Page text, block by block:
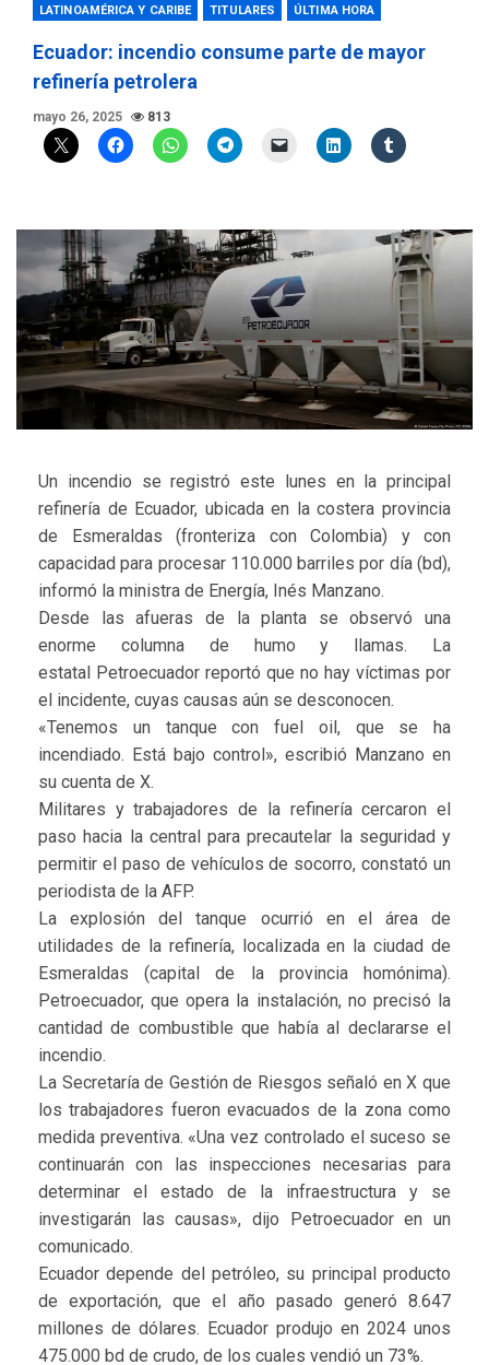
LATINOAMÉRICA Y CARIBE TITULARES ÚLTIMA HORA
Ecuador: incendio consume parte de mayor
refinería petrolera
mayo 26, 2025 813
Un incendio se registró este lunes en la principal
refinería de Ecuador, ubicada en la costera provincia
de Esmeraldas (fronteriza con Colombia) y con
capacidad para procesar 110.000 barriles por día (bd),
informó la ministra de Energía, Inés Manzano.
Desde las afueras de la planta se observó una
enorme columna de humo y llamas. La
estatal Petroecuador reportó que no hay víctimas por
el incidente, cuyas causas aún se desconocen.
«Tenemos un tanque con fuel oil, que se ha
incendiado. Está bajo control», escribió Manzano en
su cuenta de X.
Militares y trabajadores de la refinería cercaron el
paso hacia la central para precautelar la seguridad y
permitir el paso de vehículos de socorro, constató un
periodista de la AFP.
La explosión del tanque ocurrió en el área de
utilidades de la refinería, localizada en la ciudad de
Esmeraldas (capital de la provincia homónima).
Petroecuador, que opera la instalación, no precisó la
cantidad de combustible que había al declararse el
incendio.
La Secretaría de Gestión de Riesgos señaló en X que
los trabajadores fueron evacuados de la zona como
medida preventiva. «Una vez controlado el suceso se
continuarán con las inspecciones necesarias para
determinar el estado de la infraestructura y se
investigarán las causas», dijo Petroecuador en un
comunicado.
Ecuador depende del petróleo, su principal producto
de exportación, que el año pasado generó 8.647
millones de dólares. Ecuador produjo en 2024 unos
475.000 bd de crudo, de los cuales vendió un 73%.